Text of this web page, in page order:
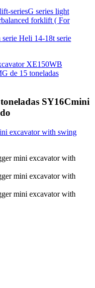
serie Heli 14-18t serie
de 15 toneladas
SY16Cmini